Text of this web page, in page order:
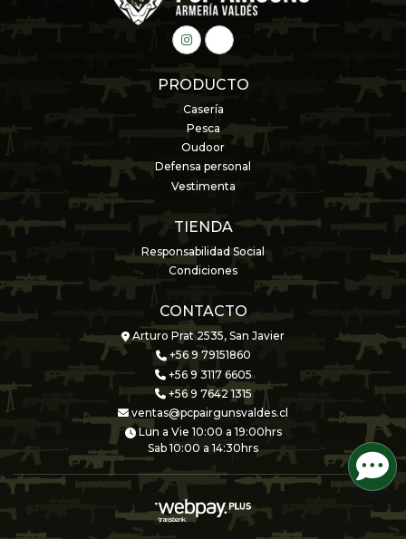
PRODUCTO
Casería
Pesca
Oudoor
Defensa personal
Vestimenta
TIENDA
Responsabilidad Social
Condiciones
CONTACTO
Arturo Prat 2535, San Javier
+56 9 79151860
+56 9 3117 6605
+56 9 7642 1315
ventas@pcpairgunsvaldes.cl
Lun a Vie 10:00 a 19:00hrs
Sab 10:00 a 14:30hrs